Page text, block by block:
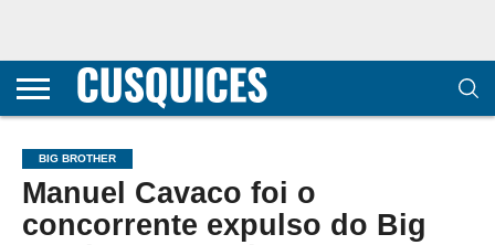
CONTACTOS
HOME
POLÍTICA DE
E COOKIES
SOBRE
TERMOS E
TRANSPARÊNCIA
METODOLOGIA
BIG BROTHER
Manuel Cavaco foi o
concorrente expulso do Big